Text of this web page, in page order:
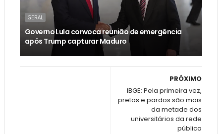
GERAL
Governo Lula convoca reunião de emergência
após Trump capturar Maduro
PRÓXIMO
IBGE: Pela primeira vez,
pretos e pardos são mais
da metade dos
universitários da rede
pública